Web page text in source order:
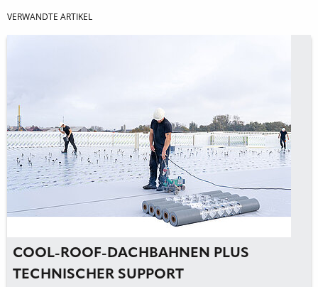
VERWANDTE ARTIKEL
COOL-ROOF-DACHBAHNEN PLUS
TECHNISCHER SUPPORT